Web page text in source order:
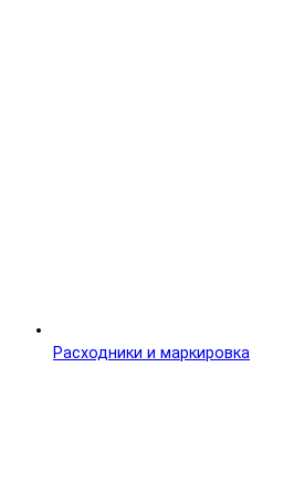
Расходники и маркировка